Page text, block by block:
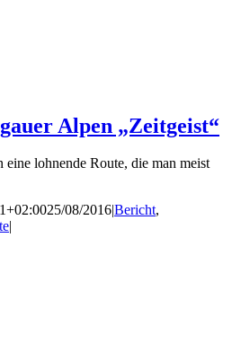
Alpen „Zeitgeist“
eine lohnende Route, die man meist
25/08/2016|Bericht,
|